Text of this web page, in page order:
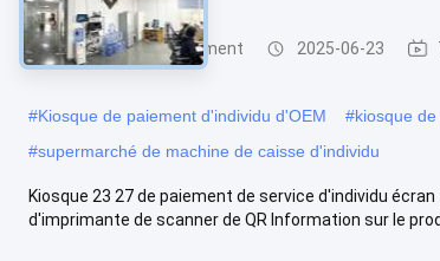
Kiosque d'auto-paiement 2025-06-23
#Kiosque de paiement d'individu d'OEM #kiosque
#supermarché de machine de caisse d'individu
Kiosque 23 27 de paiement de service d'individu
d'imprimante de scanner de QR Information sur le